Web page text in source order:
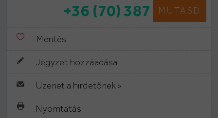
MUTASD
+36 (70) 387
Mentés
Jegyzet hozzáadása
Üzenet a hirdetőnek »
Nyomtatás